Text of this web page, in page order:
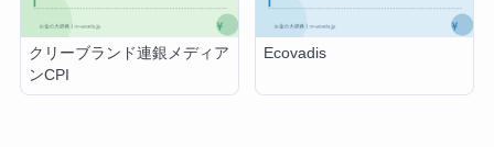
クリーブランド連銀メディア
ンCPI
Ecovadis